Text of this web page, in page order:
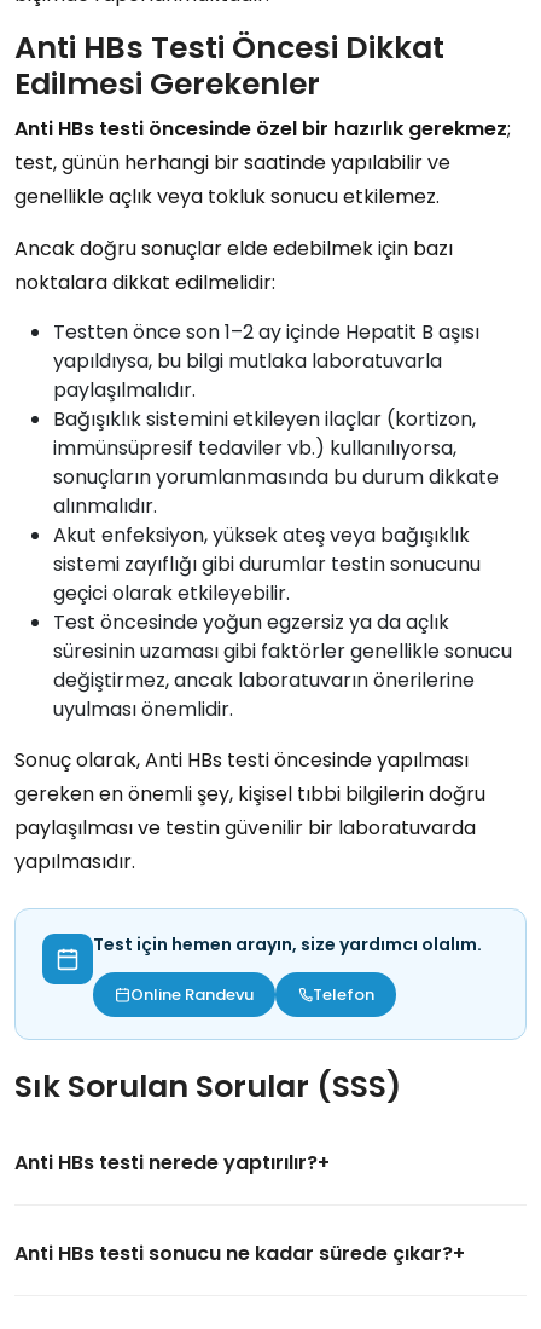
Anti HBs Testi Öncesi Dikkat
Edilmesi Gerekenler
Anti HBs testi öncesinde özel bir hazırlık gerekmez;
test, günün herhangi bir saatinde yapılabilir ve
genellikleaçlık veya tokluk sonucu etkilemez.
Ancak doğru sonuçlar elde edebilmek için bazı
noktalara dikkat edilmelidir:
Testten önceson 1–2 ay içinde Hepatit B aşısı
yapıldıysa, bu bilgi mutlaka laboratuvarla
paylaşılmalıdır.
Bağışıklık sistemini etkileyen ilaçlar (kortizon,
immünsüpresif tedaviler vb.) kullanılıyorsa,
sonuçların yorumlanmasında bu durum dikkate
alınmalıdır.
Akut enfeksiyon,yüksek ateşveya bağışıklık
sistemi zayıflığıgibi durumlar testin sonucunu
geçici olarak etkileyebilir.
Test öncesindeyoğun egzersiz ya daaçlık
süresinin uzamasıgibi faktörler genellikle sonucu
değiştirmez, ancak laboratuvarın önerilerine
uyulması önemlidir.
Sonuç olarak, Anti HBs testi öncesinde yapılması
gereken en önemli şey, kişisel tıbbi bilgilerin doğru
paylaşılmasıve testin güvenilir bir laboratuvarda
yapılmasıdır.
Test için hemen arayın, size yardımcı olalım.
Online Randevu Telefon
Sık Sorulan Sorular (SSS)
Anti HBs testi nerede yaptırılır?
Anti HBs testi sonucu ne kadar sürede çıkar?